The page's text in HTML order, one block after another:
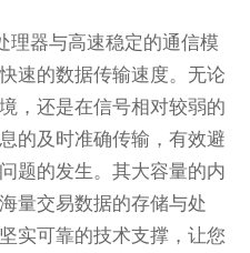
理器与高速稳定的通信模
速的数据传输速度。无论
，还是在信号相对较弱的
的及时准确传输，有效避
题的发生。其大容量的内
量交易数据的存储与处
实可靠的技术支撑，让您